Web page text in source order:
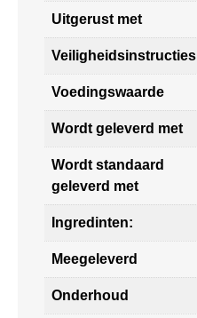
Uitgerust met
Veiligheidsinstructies
Voedingswaarde
Wordt geleverd met
Wordt standaard
geleverd met
Ingredinten:
Meegeleverd
Onderhoud